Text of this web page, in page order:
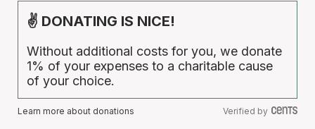
✌ DONATING IS NICE!
Without additional costs for you, we donate
1% of your expenses to a charitable cause
of your choice.
Learn more about donations Verified by